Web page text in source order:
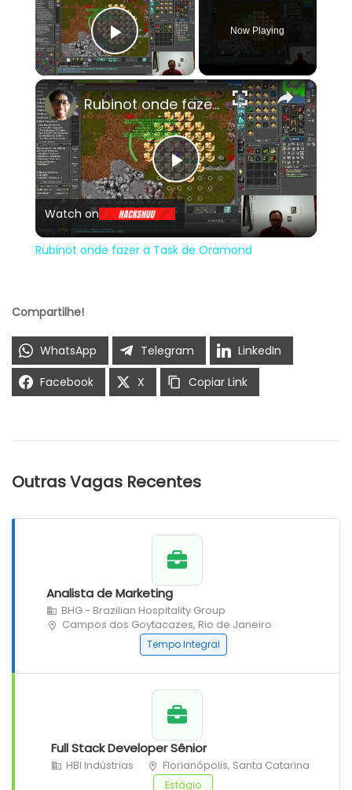
Play Video
Now Playing
×
Play
Video
Rubinot onde fazer a Task de Oramond
Watch on
Rubinot onde fazer a Task de Oramond
Compartilhe!
WhatsApp Telegram
LinkedIn
Facebook
X Copiar Link
Outras Vagas Recentes
Analista de Marketing
BHG - Brazilian Hospitality Group
Campos dos Goytacazes, Rio de Janeiro
Tempo Integral
Full Stack Developer Sênior
HBI Indústrias Florianópolis, Santa Catarina
Estágio